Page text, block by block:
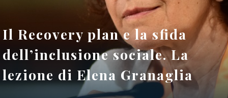
Il Recovery plan e la sfida
dell’inclusione sociale. La
lezione di Elena Granaglia